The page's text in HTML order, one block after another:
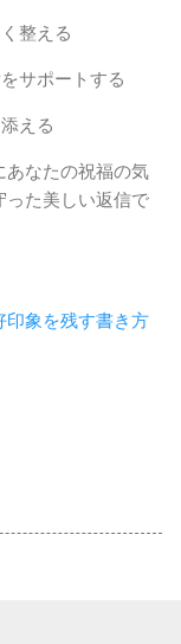
整える
サポートする
える
あなたの祝福の気
った美しい返信で
印象を残す書き方